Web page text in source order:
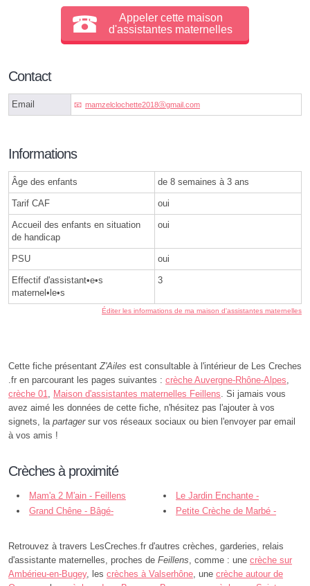
Appeler cette maison
d'assistantes maternelles
Contact
Email mamzelclochette2018ⓐgmail.com
Informations
Âge des enfants de 8 semaines à 3 ans
Tarif CAF oui
Accueil des enfants en situation
de handicap
oui
PSU oui
Effectif d'assistant•e•s
maternel•le•s
3
Éditer les informations de ma maison d'assistantes maternelles
Cette fiche présentantZ'Ailes est consultable à l'intérieur de Les Creches
.fr en parcourant les pages suivantes : crèche Auvergne-Rhône-Alpes,
crèche 01, Maison d'assistantes maternelles Feillens. Si jamais vous
avez aimé les données de cette fiche, n'hésitez pas l'ajouter à vos
signets, la partagersur vos réseaux sociaux ou bien l'envoyer par email
à vos amis !
Crèches à proximité
Mam'a 2 M'ain - Feillens
Le Jardin Enchante -
Replonges
Grand Chêne - Bâgé-
Petite Crèche de Marbé -
Retrouvez à travers LesCreches.fr d'autres crèches, garderies, relais
d'assistante maternelles, proches de Feillens, comme : une crèche sur
Ambérieu-en-Bugey, les crèches à Valserhône, une crèche autour de